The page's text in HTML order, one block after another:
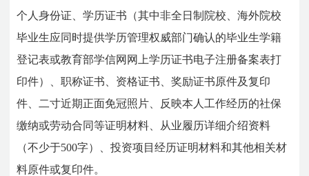
个人身份证、学历证书（其中非全日制院校、海外院校
毕业生应同时提供学历管理权威部门确认的毕业生学籍
登记表或教育部学信网网上学历证书电子注册备案表打
印件）、职称证书、资格证书、奖励证书原件及复印
件、二寸近期正面免冠照片、反映本人工作经历的社保
缴纳或劳动合同等证明材料、从业履历详细介绍资料
（不少于500字）、投资项目经历证明材料和其他相关材
料原件或复印件。